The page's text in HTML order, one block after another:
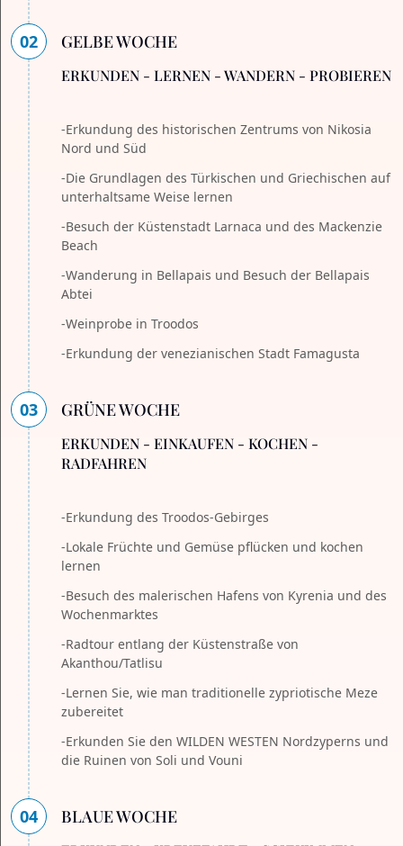
02 GELBE WOCHE
ERKUNDEN - LERNEN - WANDERN - PROBIEREN
-Erkundung des historischen Zentrums von Nikosia
Nord und Süd
-Die Grundlagen des Türkischen und Griechischen auf
unterhaltsame Weise lernen
-Besuch der Küstenstadt Larnaca und des Mackenzie
Beach
-Wanderung in Bellapais und Besuch der Bellapais
Abtei
-Weinprobe in Troodos
-Erkundung der venezianischen Stadt Famagusta
03 GRÜNE WOCHE
ERKUNDEN - EINKAUFEN - KOCHEN -
RADFAHREN
-Erkundung des Troodos-Gebirges
-Lokale Früchte und Gemüse pflücken und kochen
lernen
-Besuch des malerischen Hafens von Kyrenia und des
Wochenmarktes
-Radtour entlang der Küstenstraße von
Akanthou/Tatlisu
-Lernen Sie, wie man traditionelle zypriotische Meze
zubereitet
-Erkunden Sie den WILDEN WESTEN Nordzyperns und
die Ruinen von Soli und Vouni
04 BLAUE WOCHE